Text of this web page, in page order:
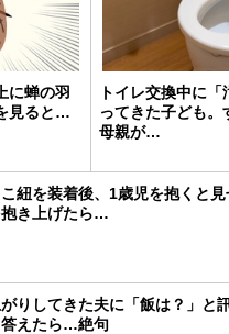
に蝉の羽
見ると…
トイレ交換中に「
ってきた子ども。
母親が…
紐を装着後、1歳児を抱くと
抱き上げたら…
りしてきた夫に「飯は？」と
答えたら…絶句